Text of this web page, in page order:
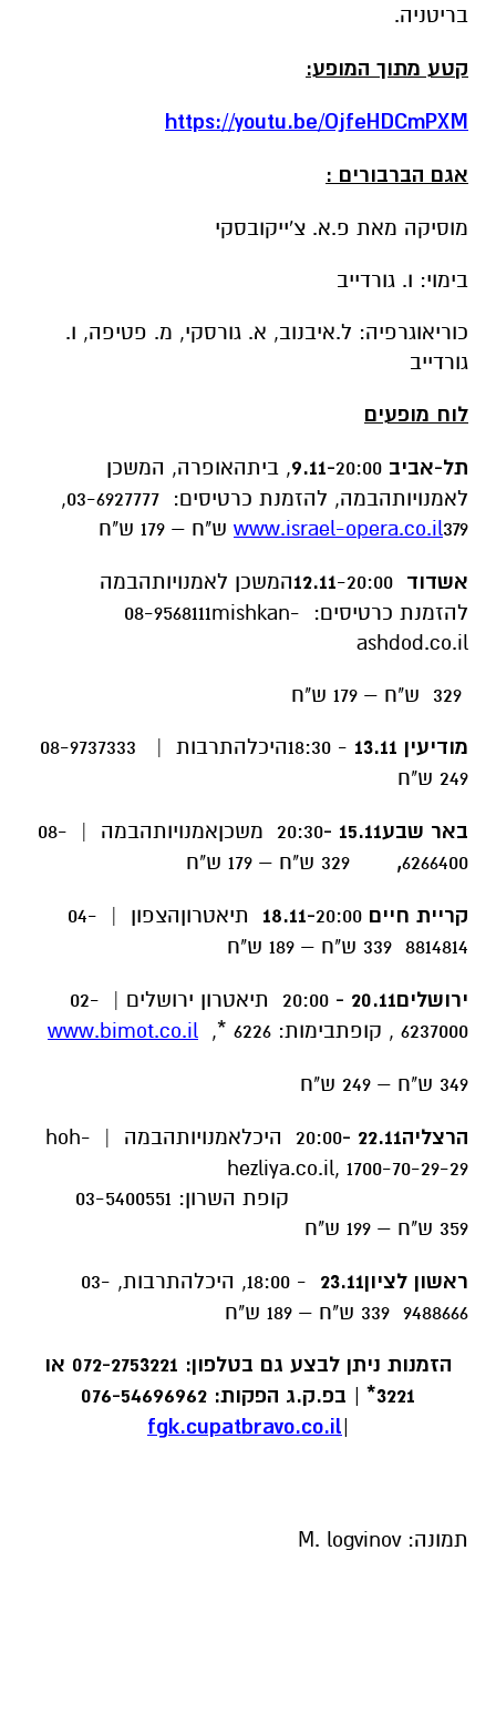
בריטניה.
קטע מתוך המופע:
https://youtu.be/OjfeHDCmPXM
אגם הברבורים :
מוסיקה מאת פ.א. צ'ייקובסקי
בימוי: ו. גורדייב
כוריאוגרפיה: ל.איבנוב, א. גורסקי, מ. פטיפה, ו.
גורדייב
לוח מופעים
תל-אביב 9.11
-
20:00, ביתהאופרה, המשכן
לאמנויותהבמה, להזמנת כרטיסים: 03-6927777,
www.israel-opera.co.il379 ש"ח – 179 ש"ח
אשדוד 12.11-20:00המשכן לאמנויותהבמה
להזמנת כרטיסים: 08-9568111mishkan-
ashdod.co.il
מודיעין 13.11
249 ש"ח
באר שבע15.11 -
20:30 משכןאמנויותהבמה | 08-
6266400
, 329 ש"ח – 179 ש"ח
קריית חיים 18.11-
20:00 תיאטרוןהצפון | 04-
8814814 339 ש"ח – 189 ש"ח
ירושלים20.11 -
20:00 תיאטרון ירושלים | 02-
6237000 , קופתבימות: 6226 *,
www.bimot.co.il
349 ש"ח – 249 ש"ח
הרצליה22.11 -
20:00 היכלאמנויותהבמה | hoh-
hezliya.co.il, 1700-70-29-29
359 ש"ח – 199 ש"ח
ראשון לציון23.11
- 18:00, היכלהתרבות, 03-
9488666 339 ש"ח – 189 ש"ח
הזמנות ניתן לבצע גם בטלפון: 072-2753221 או
3221* | בפ.ק.ג הפקות: 076-54696962
|
fgk.cupatbravo.co.il
תמונה: M. logvinov